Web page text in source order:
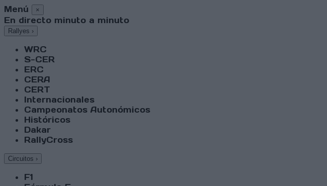
Menú ×
En directo minuto a minuto
Rallyes ›
WRC
S-CER
ERC
CERA
CERT
Internacionales
Campeonatos Autonómicos
Históricos
Dakar
RallyCross
Circuitos ›
F1